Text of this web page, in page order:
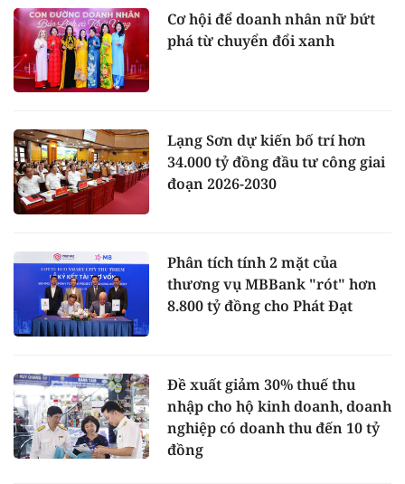
Cơ hội để doanh nhân nữ bứt
phá từ chuyển đổi xanh
Lạng Sơn dự kiến bố trí hơn
34.000 tỷ đồng đầu tư công giai
đoạn 2026-2030
Phân tích tính 2 mặt của
thương vụ MBBank "rót" hơn
8.800 tỷ đồng cho Phát Đạt
Đề xuất giảm 30% thuế thu
nhập cho hộ kinh doanh, doanh
nghiệp có doanh thu đến 10 tỷ
đồng